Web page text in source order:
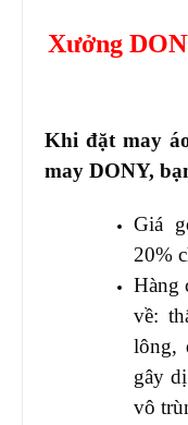
Xưởng
Khi đặt may
may DONY,
Giá
20%
Hàng
về:
lông,
gây
vô